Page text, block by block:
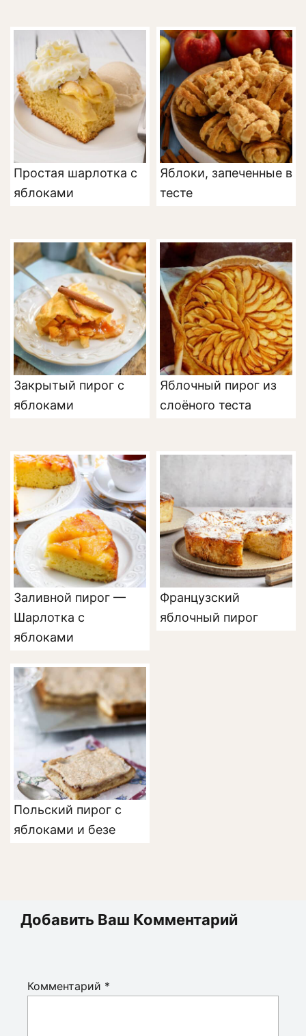
Простая шарлотка с
яблоками
Яблоки, запеченные в
тесте
Закрытый пирог с
яблоками
Яблочный пирог из
слоёного теста
Заливной пирог —
Шарлотка с
яблоками
Французский
яблочный пирог
Польский пирог с
яблоками и безе
Добавить Ваш Комментарий
Комментарий *